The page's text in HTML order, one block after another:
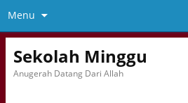
Menu
Sekolah Minggu
Anugerah Datang Dari Allah